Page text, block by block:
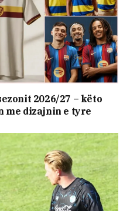
2026/27 – këto
me dizajnin e tyre